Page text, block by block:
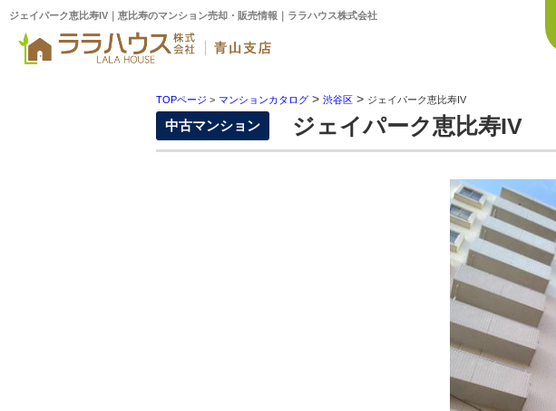
ジェイパーク恵比寿IV｜恵比寿のマンション売却・販売情報｜ララハウス株式会社
TOPページ > マンションカタログ > 渋谷区 > ジェイパーク恵比寿IV
中古マンション ジェイパーク恵比寿IV